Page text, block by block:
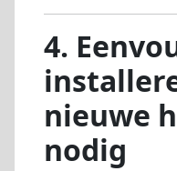
4.
nieuwe
nodig